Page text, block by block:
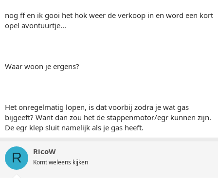
nog ff en ik gooi het hok weer de verkoop in en word een kort
opel avontuurtje...
Waar woon je ergens?
Het onregelmatig lopen, is dat voorbij zodra je wat gas
bijgeeft? Want dan zou het de stappenmotor/egr kunnen zijn.
De egr klep sluit namelijk als je gas heeft.
R RicoW
Komt weleens kijken